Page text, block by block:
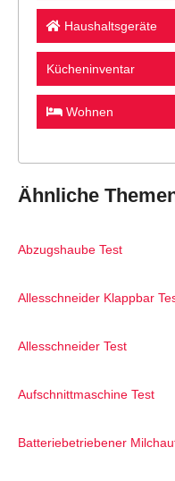
Haushaltsgeräte
Kücheninventar
Wohnen
Ähnliche
Abzugshaube Test
Allesschneider Klappbar
Allesschneider Test
Aufschnittmaschine Test
Batteriebetriebener